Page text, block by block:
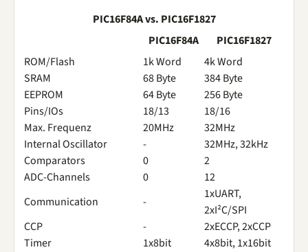
PIC16F84A vs. PIC16F1827
PIC16F84A
PIC16F1827
ROM/Flash
1k Word
4k Word
SRAM
68 Byte
384 Byte
EEPROM
64 Byte
256 Byte
Pins/IOs
18/13
18/16
Max. Frequenz
20MHz
32MHz
Internal Oscillator
-
32MHz, 32kHz
Comparators
0
2
ADC-Channels
0
12
Communication
-
1xUART,
2xI²C/SPI
CCP
-
2xECCP, 2xCCP
Timer
1x8bit
4x8bit, 1x16bit